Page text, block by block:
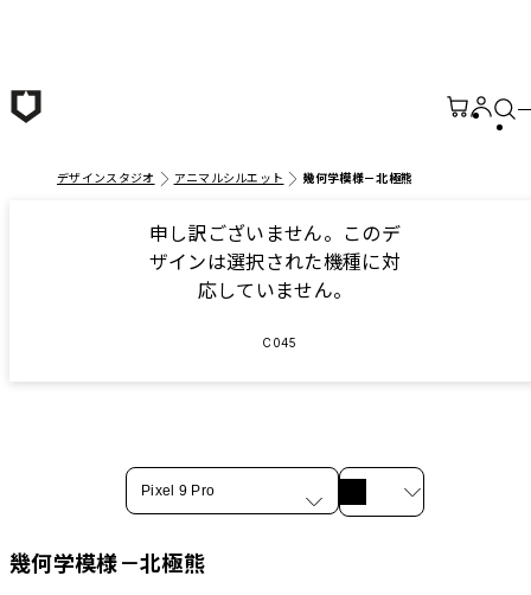
デザインスタジオ アニマルシルエット 幾何学模様－北極熊
申し訳ございません。このデ
ザインは選択された機種に対
応していません。
C045
Pixel 9 Pro
幾何学模様－北極熊